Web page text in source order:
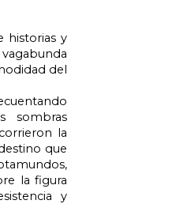
historias y
del
sombras
la
que
la figura
y